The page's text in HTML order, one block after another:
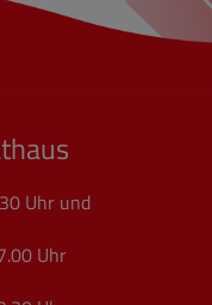
Uhr und
Uhr